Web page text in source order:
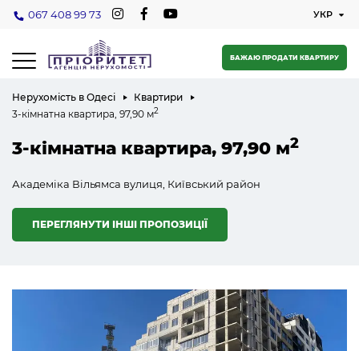
067 408 99 73
БАЖАЮ ПРОДАТИ КВАРТИРУ
Нерухомість в Одесі
Квартири
3-кімнатна квартира, 97,90 м2
3-кімнатна квартира, 97,90 м2
Академіка Вільямса вулиця, Київський район
ПЕРЕГЛЯНУТИ ІНШІ ПРОПОЗИЦІЇ